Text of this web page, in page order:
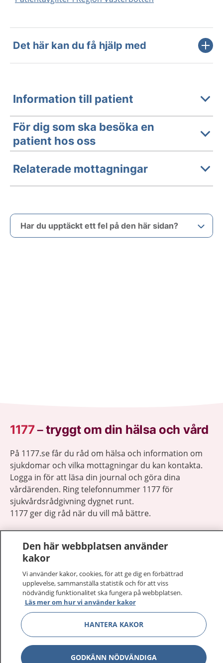
Det här kan du få hjälp med
Information till patient
För dig som ska besöka en
patient hos oss
Relaterade mottagningar
Har du upptäckt ett fel på den här sidan?
1177–tryggt om din hälsa och vård
På 1177.se får du råd om hälsa och information om
sjukdomar och vilka mottagningar du kan kontakta.
Logga in för att läsa din journal och göra dina
vårdärenden. Ring telefonnummer 1177 för
sjukvårdsrådgivning dygnet runt.
1177 ger dig råd när du vill må bättre.
1177 på flera språk
Om 1177
Kontakt Visa
Den här webbplatsen använder
kakor
Vi använder kakor, cookies, för att ge dig en förbättrad
upplevelse, sammanställa statistik och för att viss
nödvändig funktionalitet ska fungera på webbplatsen.
Läs mer om hur vi använder kakor
HANTERA KAKOR
GODKÄNN NÖDVÄNDIGA